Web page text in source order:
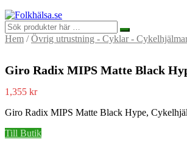
Hem /Övrig utrustning - Cyklar -
Giro Radix MIPS Matte Black
1,355 kr
Giro Radix MIPS Matte Black Hype,
Till Butik